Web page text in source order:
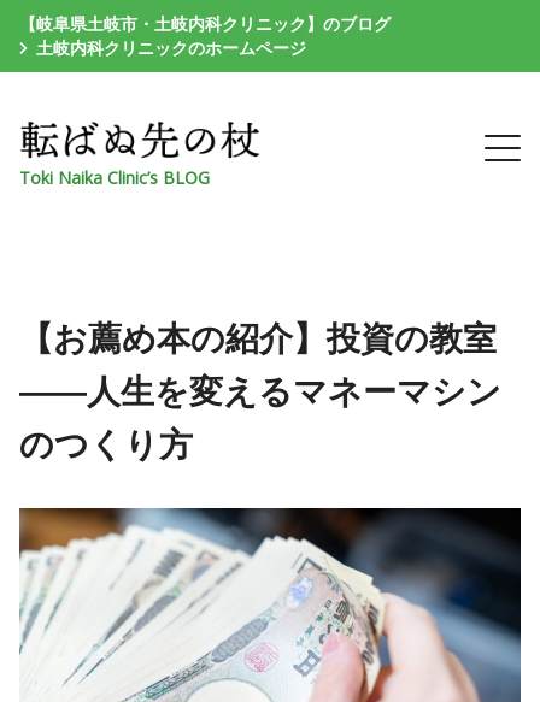
【岐阜県土岐市・土岐内科クリニック】のブログ
土岐内科クリニックのホームページ
Toki Naika Clinic’s BLOG
【お薦め本の紹介】投資の教室
――人生を変えるマネーマシン
のつくり方